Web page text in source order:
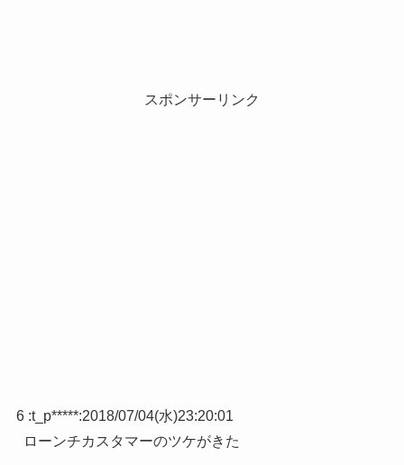
スポンサーリンク
6 :t_p*****:2018/07/04(水)23:20:01
ローンチカスタマーのツケがきた